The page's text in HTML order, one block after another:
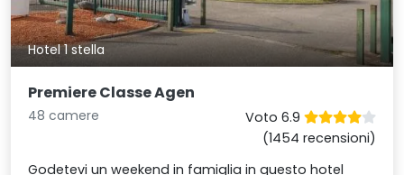
Hotel 1 stella
Premiere Classe Agen
48 camere
Voto 6.9
(1454 recensioni)
Godetevi un weekend in famiglia in questo hotel